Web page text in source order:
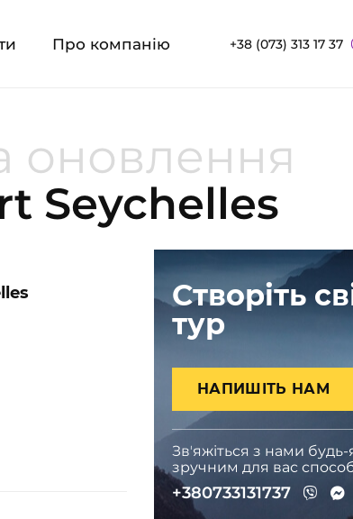
Про компанію +38 (073) 313 17 37
оновлення
Seychelles
Створіть
тур
НАПИШІТЬ НАМ
Звʼяжіться з нами
зручним для вас
+380733131737